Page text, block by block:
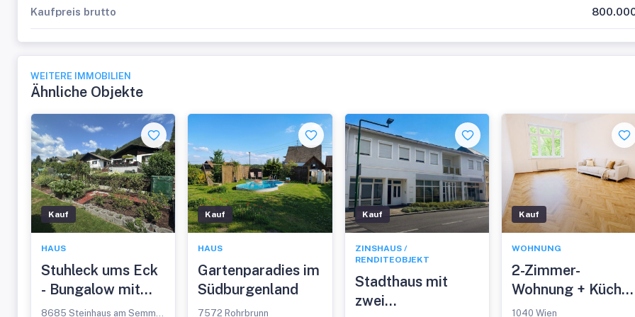
Kaufpreis brutto
WEITERE IMMOBILIEN
Ähnliche Objekte
Kauf
HAUS
Stuhleck ums Eck
- Bungalow mit
Garten und tollem8685 Steinhaus am Semmering
Kauf
HAUS
Gartenparadies im
Südburgenland
7572 Rohrbrunn
Kauf
ZINSHAUS /
RENDITEOBJEKT
Stadthaus mit
zwei
Kauf
WOHNUNG
2-Zimmer-
Wohnung + Küche
im Zentrum von
1040 Wien